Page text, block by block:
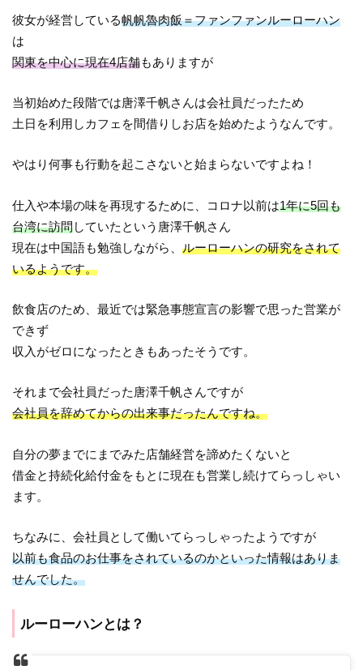
彼女が経営している帆帆魯肉飯＝ファンファンルーローハン
は
関東を中心に現在4店舗もありますが
当初始めた段階では唐澤千帆さんは会社員だったため
土日を利用しカフェを間借りしお店を始めたようなんです。
やはり何事も行動を起こさないと始まらないですよね！
仕入や本場の味を再現するために、コロナ以前は1年に5回も
台湾に訪問していたという唐澤千帆さん
現在は中国語も勉強しながら、ルーローハンの研究をされて
いるようです。
飲食店のため、最近では緊急事態宣言の影響で思った営業が
できず
収入がゼロになったときもあったそうです。
それまで会社員だった唐澤千帆さんですが
会社員を辞めてからの出来事だったんですね。
自分の夢までにまでみた店舗経営を諦めたくないと
借金と持続化給付金をもとに現在も営業し続けてらっしゃい
ます。
ちなみに、会社員として働いてらっしゃったようですが
以前も食品のお仕事をされているのかといった情報はありま
せんでした。
ルーローハンとは？